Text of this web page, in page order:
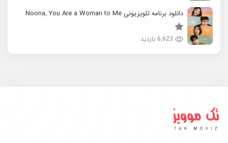
دانلود برنامه تلویزیونی Noona, You Are a Woman to Me
6,623 بازدید